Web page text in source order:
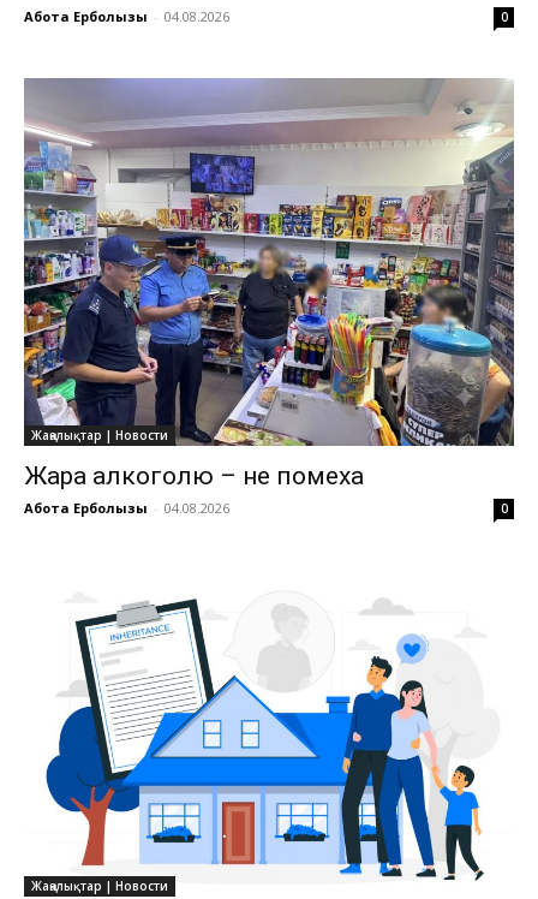
Ақбота Ерболқызы - 04.08.2026 0
Жаңалықтар | Новости
Жара алкоголю – не помеха
Ақбота Ерболқызы - 04.08.2026 0
Жаңалықтар | Новости